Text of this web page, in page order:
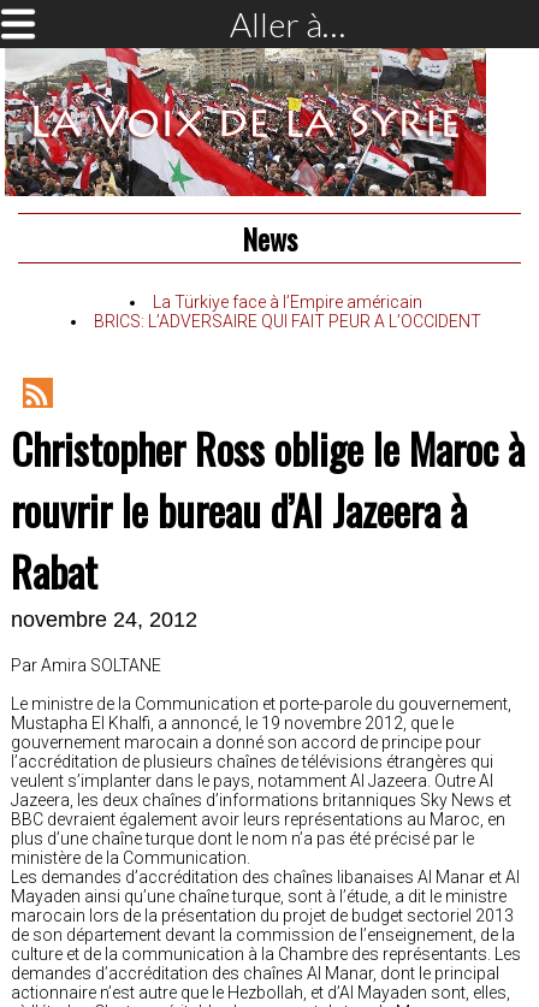
Aller à…
News
La Türkiye face à l’Empire américain
BRICS: L’ADVERSAIRE QUI FAIT PEUR A L’OCCIDENT
RSS
Feed
Christopher Ross oblige le Maroc à
rouvrir le bureau d’Al Jazeera à
Rabat
novembre 24, 2012
Par Amira SOLTANE
Le ministre de la Communication et porte-parole du gouvernement,
Mustapha El Khalfi, a annoncé, le 19 novembre 2012, que le
gouvernement marocain a donné son accord de principe pour
l’accréditation de plusieurs chaînes de télévisions étrangères qui
veulent s’implanter dans le pays, notamment Al Jazeera. Outre Al
Jazeera, les deux chaînes d’informations britanniques Sky News et
BBC devraient également avoir leurs représentations au Maroc, en
plus d’une chaîne turque dont le nom n’a pas été précisé par le
ministère de la Communication.
Les demandes d’accréditation des chaînes libanaises Al Manar et Al
Mayaden ainsi qu’une chaîne turque, sont à l’étude, a dit le ministre
marocain lors de la présentation du projet de budget sectoriel 2013
de son département devant la commission de l’enseignement, de la
culture et de la communication à la Chambre des représentants. Les
demandes d’accréditation des chaînes Al Manar, dont le principal
actionnaire n’est autre que le Hezbollah, et d’Al Mayaden sont, elles,